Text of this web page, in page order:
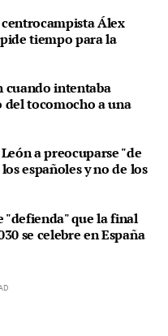
Álex
tiempo para la
cuando intentaba
tocomocho a una
a preocuparse "de
españoles y no de los
"defienda" que la final
se celebre en España